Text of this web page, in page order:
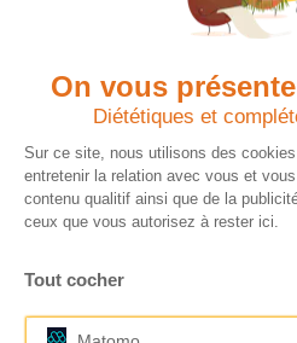
On vous
Diététiques et
Sur ce site, nous utilisons des
entretenir la relation avec vous et
contenu qualitif ainsi que de la
ceux que vous autorisez à rester ici.
Tout cocher
Quels avantages fiscaux ?
Chaque don effectué à une
association reconnue d’utilité
publique comme CARE, est
déductible jusqu’à 75 % de l’impôt
sur le revenu. Modalités de
déduction, déclaration des dons
ce qu’il faut savoir sur la
France pour exprimer votre